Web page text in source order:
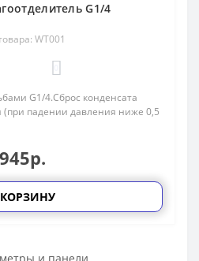
G1/4
WT001
G1/4.Сброс конденсата
(при падении давления ниже 0,5
945р.